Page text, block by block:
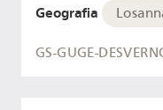
Geografia
GS-GUGE-